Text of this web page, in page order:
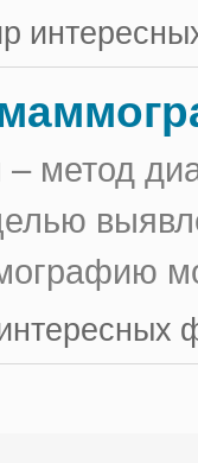
метод